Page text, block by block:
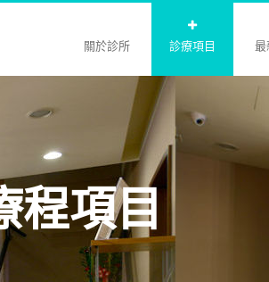
關於診所 診療項目 最
程項目